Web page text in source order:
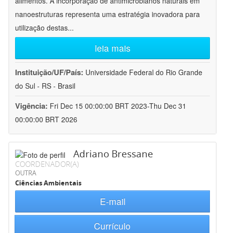
nanoestruturas representa uma estratégia inovadora para
utilização destas...
leia mais
Instituição/UF/País: Universidade Federal do Rio Grande
do Sul - RS - Brasil
Vigência: Fri Dec 15 00:00:00 BRT 2023-Thu Dec 31
00:00:00 BRT 2026
Adriano Bressane
COORDENADOR(A)
OUTRA
Ciências Ambientais
E-mail
Currículo